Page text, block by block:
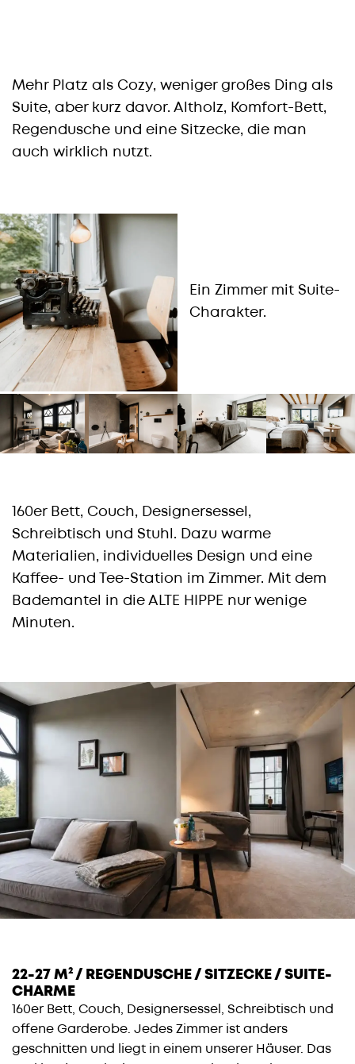
Mehr Platz als Cozy, weniger großes Ding als
Suite, aber kurz davor. Altholz, Komfort-Bett,
Regendusche und eine Sitzecke, die man
auch wirklich nutzt.
Ein Zimmer mit Suite-
Charakter.
160er Bett, Couch, Designersessel,
Schreibtisch und Stuhl. Dazu warme
Materialien, individuelles Design und eine
Kaffee- und Tee-Station im Zimmer. Mit dem
Bademantel in die ALTE HIPPE nur wenige
Minuten.
22-27 M² / REGENDUSCHE / SITZECKE / SUITE-
CHARME
160er Bett, Couch, Designersessel, Schreibtisch und
offene Garderobe. Jedes Zimmer ist anders
geschnitten und liegt in einem unserer Häuser. Das